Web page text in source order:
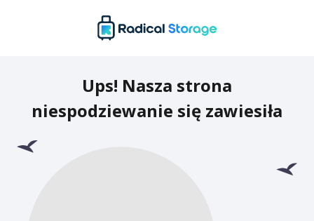
Ups! Nasza strona
niespodziewanie się zawiesiła